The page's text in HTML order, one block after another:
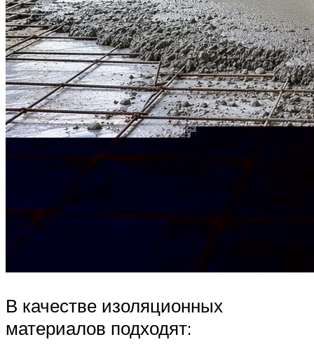
В качестве изоляционных
материалов подходят: